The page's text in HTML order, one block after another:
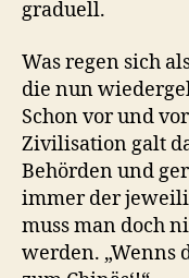
graduell.
Was regen sich
die nun
Schon vor und
Zivilisation galt
Behörden und
immer der
muss man doch
werden. „Wenns